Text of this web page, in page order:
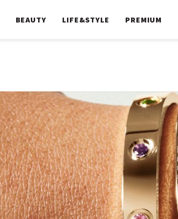
BEAUTY LIFE&STYLE PREMIUM